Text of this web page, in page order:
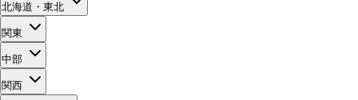
北海道・東北
関東
中部
関西